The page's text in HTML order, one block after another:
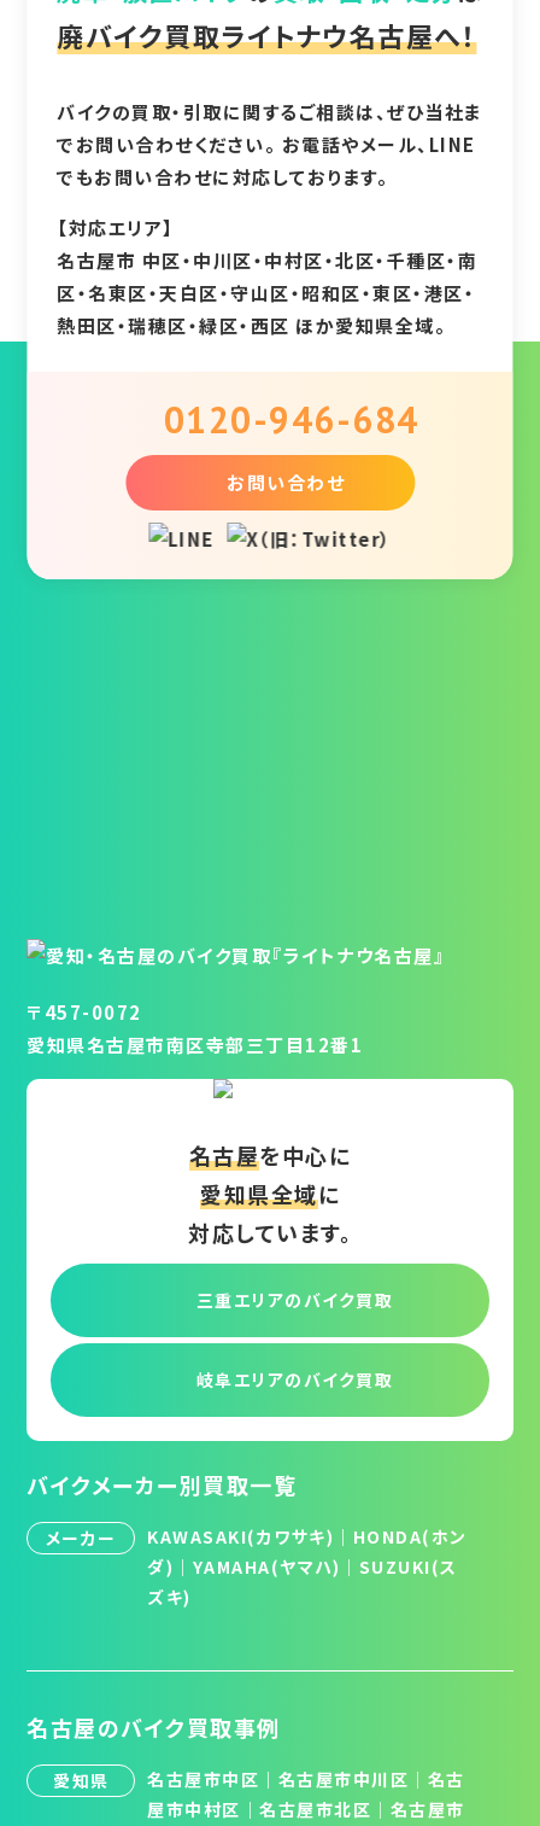
廃バイク買取ライトナウ名古屋へ！
バイクの買取・引取に関するご相談は、ぜひ当社ま
でお問い合わせください。 お電話やメール、LINE
でもお問い合わせに対応しております。
【対応エリア】
名古屋市 中区・中川区・中村区・北区・千種区・南
区・名東区・天白区・守山区・昭和区・東区・港区・
熱田区・瑞穂区・緑区・西区 ほか愛知県全域。
0120-946-684
お問い合わせ
〒457-0072
愛知県名古屋市南区寺部三丁目12番1
名古屋を中心に
愛知県全域に
対応しています。
三重エリアのバイク買取
岐阜エリアのバイク買取
バイクメーカー別買取一覧
メーカー KAWASAKI(カワサキ) ｜ HONDA(ホン
ダ) ｜ YAMAHA(ヤマハ) ｜ SUZUKI(ス
ズキ)
名古屋のバイク買取事例
愛知県 名古屋市中区 ｜ 名古屋市中川区 ｜ 名古
屋市中村区 ｜名古屋市北区 │ 名古屋市